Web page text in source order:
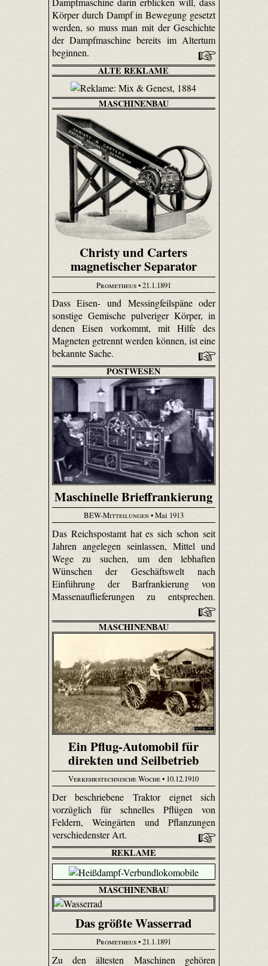
Körper durch Dampf in Bewegung gesetzt
werden, so muss man mit der Geschichte
der Dampfmaschine bereits im Altertum
beginnen.
ALTE REKLAME
MASCHINENBAU
Christy und Carters
magnetischer Separator
Prometheus• 21.1.1891
Dass Eisen- und Messingfeilspäne oder
sonstige Gemische pulveriger Körper, in
denen Eisen vorkommt, mit Hilfe des
Magneten getrennt werden können, ist eine
bekannte Sache.
POSTWESEN
Maschinelle Brieffrankierung
BEW-Mitteilungen• Mai 1913
Das Reichspostamt hat es sich schon seit
Jahren angelegen seinlassen, Mittel und
Wege zu suchen, um den lebhaften
Wünschen der Geschäftswelt nach
Einführung der Barfrankierung von
Massen­aufliefe­rungen zu entsprechen.
MASCHINENBAU
Ein Pflug-Automobil für
direkten und Seilbetrieb
Verkehrstechnische Woche• 10.12.1910
Der beschriebene Traktor eignet sich
vorzüglich für schnelles Pflügen von
Feldern, Weingärten und Pflanzungen
verschiedenster Art.
REKLAME
MASCHINENBAU
Das größte Wasserrad
Prometheus• 21.1.1891
Zu den ältesten Maschinen gehören